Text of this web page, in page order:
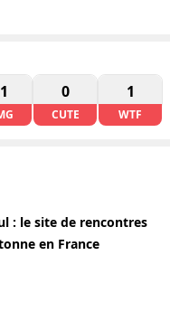
0
CUTE
1
WTF
: le site de rencontres
en France